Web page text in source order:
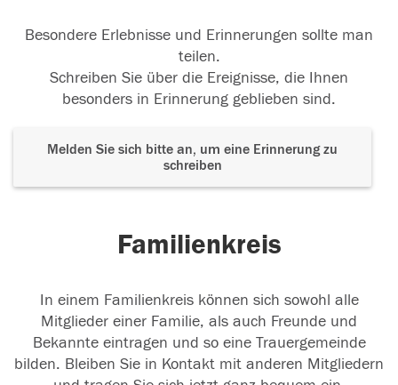
Besondere Erlebnisse und Erinnerungen sollte man
teilen.
Schreiben Sie über die Ereignisse, die Ihnen
besonders in Erinnerung geblieben sind.
Melden Sie sich bitte an, um eine Erinnerung zu
schreiben
Familienkreis
In einem Familienkreis können sich sowohl alle
Mitglieder einer Familie, als auch Freunde und
Bekannte eintragen und so eine Trauergemeinde
bilden. Bleiben Sie in Kontakt mit anderen Mitgliedern